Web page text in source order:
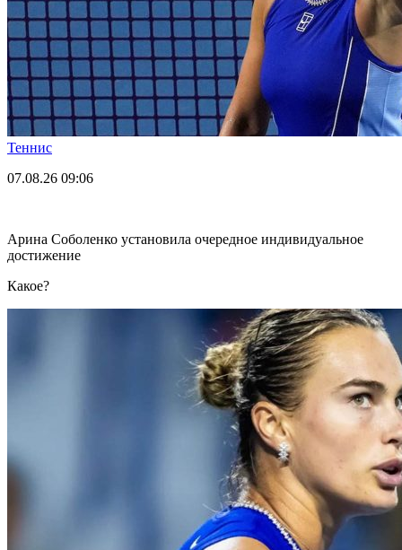
Теннис
07.08.26 09:06
Арина Соболенко установила очередное индивидуальное
достижение
Какое?